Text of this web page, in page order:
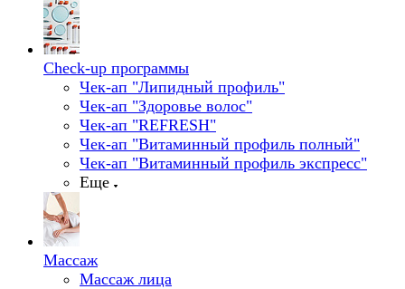
Check-up программы
Чек-ап "Липидный профиль"
Чек-ап "Здоровье волос"
Чек-ап "REFRESH"
Чек-ап "Витаминный профиль полный"
Чек-ап "Витаминный профиль экспресс"
Еще
Массаж
Массаж лица